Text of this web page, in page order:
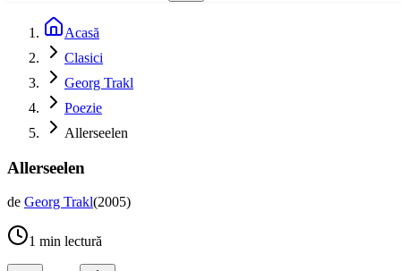
Acasă
Clasici
Georg Trakl
Poezie
Allerseelen
Allerseelen
de Georg Trakl(2005)
1 min lectură